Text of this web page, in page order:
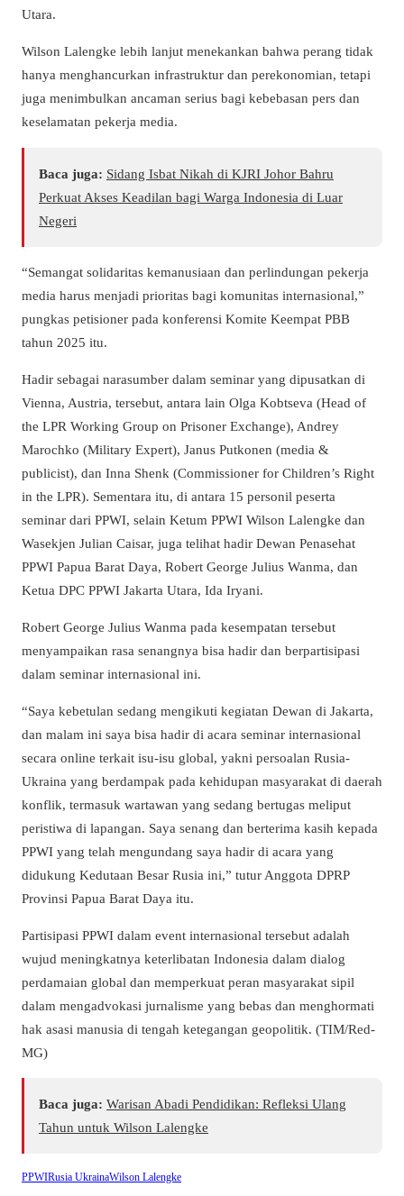
Utara.
Wilson Lalengke lebih lanjut menekankan bahwa perang tidak
hanya menghancurkan infrastruktur dan perekonomian, tetapi
juga menimbulkan ancaman serius bagi kebebasan pers dan
keselamatan pekerja media.
Baca juga: Sidang Isbat Nikah di KJRI Johor Bahru
Perkuat Akses Keadilan bagi Warga Indonesia di Luar
Negeri
“Semangat solidaritas kemanusiaan dan perlindungan pekerja
media harus menjadi prioritas bagi komunitas internasional,”
pungkas petisioner pada konferensi Komite Keempat PBB
tahun 2025 itu.
Hadir sebagai narasumber dalam seminar yang dipusatkan di
Vienna, Austria, tersebut, antara lain Olga Kobtseva (Head of
the LPR Working Group on Prisoner Exchange), Andrey
Marochko (Military Expert), Janus Putkonen (media &
publicist), dan Inna Shenk (Commissioner for Children’s Right
in the LPR). Sementara itu, di antara 15 personil peserta
seminar dari PPWI, selain Ketum PPWI Wilson Lalengke dan
Wasekjen Julian Caisar, juga telihat hadir Dewan Penasehat
PPWI Papua Barat Daya, Robert George Julius Wanma, dan
Ketua DPC PPWI Jakarta Utara, Ida Iryani.
Robert George Julius Wanma pada kesempatan tersebut
menyampaikan rasa senangnya bisa hadir dan berpartisipasi
dalam seminar internasional ini.
“Saya kebetulan sedang mengikuti kegiatan Dewan di Jakarta,
dan malam ini saya bisa hadir di acara seminar internasional
secara online terkait isu-isu global, yakni persoalan Rusia-
Ukraina yang berdampak pada kehidupan masyarakat di daerah
konflik, termasuk wartawan yang sedang bertugas meliput
peristiwa di lapangan. Saya senang dan berterima kasih kepada
PPWI yang telah mengundang saya hadir di acara yang
didukung Kedutaan Besar Rusia ini,” tutur Anggota DPRP
Provinsi Papua Barat Daya itu.
Partisipasi PPWI dalam event internasional tersebut adalah
wujud meningkatnya keterlibatan Indonesia dalam dialog
perdamaian global dan memperkuat peran masyarakat sipil
dalam mengadvokasi jurnalisme yang bebas dan menghormati
hak asasi manusia di tengah ketegangan geopolitik. (TIM/Red-
MG)
Baca juga: Warisan Abadi Pendidikan: Refleksi Ulang
Tahun untuk Wilson Lalengke
PPWIRusia UkrainaWilson Lalengke